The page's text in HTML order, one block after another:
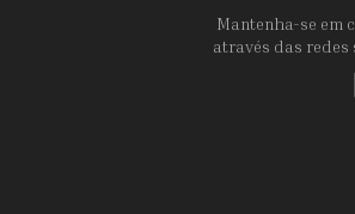
Mantenha-se em
através das redes